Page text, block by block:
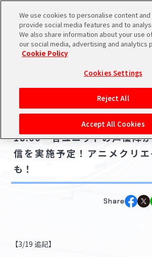
バンダイナムコIDで
アイドルマスター ポータルへの登
シ
あ
活動履歴
閲覧履歴・購入履歴 P
チェックイン お
ニュース
ゲーム
2023.03.13
【3/19追記】【シャニマス
18:00～各ユニットの声優陣
信を実施予定！アニメクリ
も！
Share
【3/19 追記】
We use cookies to personalise content
provide social media features and to
We also share information about your use
our social media, advertising and analytics
Cookie Policy
Cookies Settings
Reject All
Accept All Cookies